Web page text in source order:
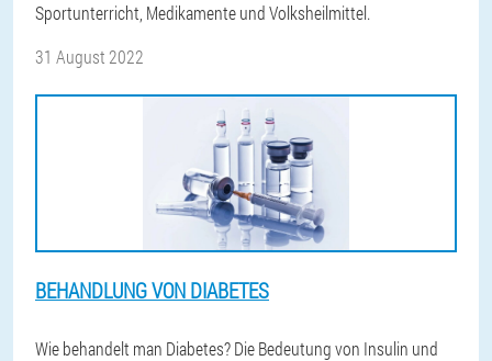
Sportunterricht, Medikamente und Volksheilmittel.
31 August 2022
BEHANDLUNG VON DIABETES
Wie behandelt man Diabetes? Die Bedeutung von Insulin und